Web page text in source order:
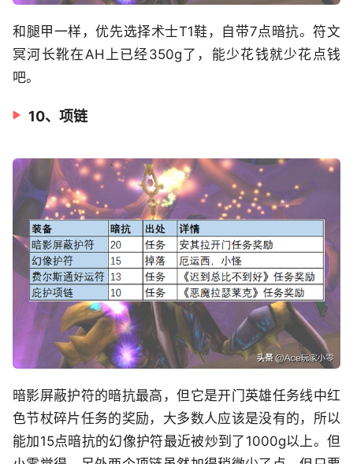
和腿甲一样，优先选择术士T1鞋，自带7点暗抗。符文
冥河长靴在AH上已经350g了，能少花钱就少花点钱
吧。
10、项链
暗影屏蔽护符的暗抗最高，但它是开门英雄任务线中红
色节杖碎片任务的奖励，大多数人应该是没有的，所以
能加15点暗抗的幻像护符最近被炒到了1000g以上。但